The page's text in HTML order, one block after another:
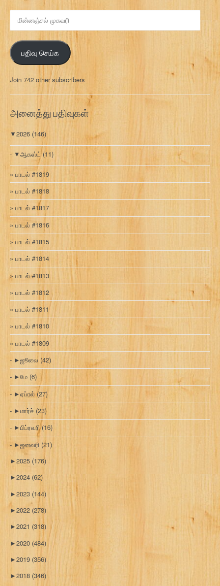
ன
ஞ்
ச
ல்
க
வ
பதிவு செய்க
Join 742 other subscribers
அனைத்து பதிவுகள்
▼2026 (146)
▼ஆகஸ்ட்(11)
பாடல் #1819
பாடல் #1818
பாடல் #1817
பாடல் #1816
பாடல் #1815
பாடல் #1814
பாடல் #1813
பாடல் #1812
பாடல் #1811
பாடல் #1810
பாடல் #1809
►ஜூலை (42)
►மே (6)
►ஏப்ரல் (27)
►மார்ச் (23)
►பிப்ரவரி(16)
►ஜனவரி (21)
►2025 (176)
►2024 (62)
►2023 (144)
►2022 (278)
►2021 (318)
►2020 (484)
►2019 (356)
►2018 (346)